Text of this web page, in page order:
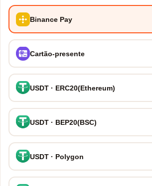
Binance Pay
Cartão-presente
USDT · ERC20(Ethereum)
USDT · BEP20(BSC)
USDT · Polygon